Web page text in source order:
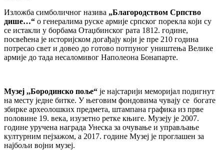
Изложба симболичног назива „Благородством Српство
дише…“ о генералима руске армије српског порекла који су
се истакли у борбама Отаџбинског рата 1812. године,
посвећена је историјском догађају који је пре 210 година
потресао свет и довео до готово потпуног уништења Велике
армије до тада несаломивог Наполеона Бонапарте.
Музеј ,,Бородинско поље“ је најстарији меморијал подигнут
на месту једне битке. У његовим фондовима чувају се богате
збирке археолошких предмета, штампана графика из прве
половине 19. века, изузетно ретке књиге. Музеју је 2007.
године уручена награда Унеска за очување и управљање
културним пејзажом, а 2017. године Музеј је проглашен за
најбољи војни музеј.